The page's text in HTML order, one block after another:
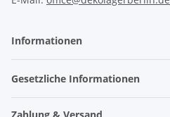
Informationen
Gesetzliche Informationen